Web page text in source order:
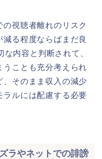
視聴者離れのリスク
る程度ならばまだ良
内容と判断されて、
ことも充分考えられ
、そのまま収入の減少
ラルには配慮する必要
ラやネットでの誹謗